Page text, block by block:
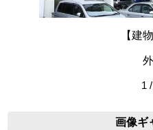
【建
1
画像ギ